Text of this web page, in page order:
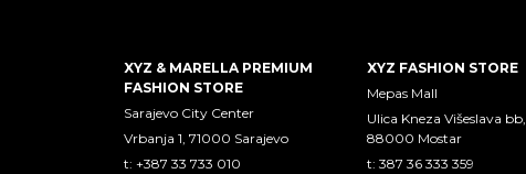
XYZ & MARELLA PREMIUM
FASHION STORE
Sarajevo City Center
Vrbanja 1, 71000 Sarajevo
t: +387 33 733 010
XYZ FASHION STORE
Mepas Mall
Ulica Kneza Višeslava bb,
88000 Mostar
t: 387 36 333 359